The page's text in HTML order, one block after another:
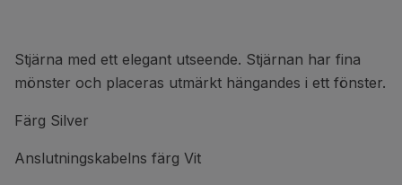
Stjärna med ett elegant utseende. Stjärnan har fina
mönster och placeras utmärkt hängandes i ett fönster.
Färg Silver
Anslutningskabelns färg Vit